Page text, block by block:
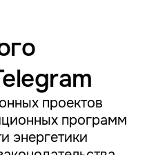
проектов
программ
энергетики